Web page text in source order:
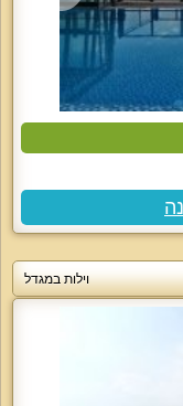
וילות במגדל